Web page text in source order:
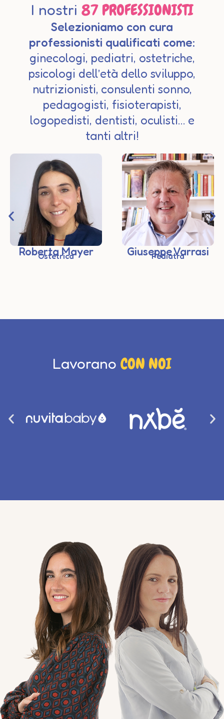
I nostri 87 PROFESSIONISTI
Selezioniamo con cura
professionisti qualificati come:
ginecologi, pediatri, ostetriche,
psicologi dell’età dello sviluppo,
nutrizionisti, consulenti sonno,
pedagogisti, fisioterapisti,
logopedisti, dentisti, oculisti… e
tanti altri!
Roberta Mayer
Ostetrica Giuseppe Varrasi
Pediatra
Lavorano CON NOI